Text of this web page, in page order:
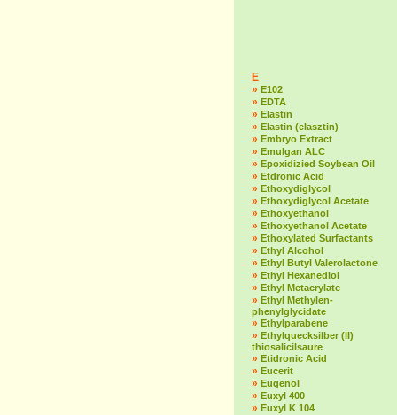
E
» E102
» EDTA
» Elastin
» Elastin (elasztin)
» Embryo Extract
» Emulgan ALC
» Epoxidizied Soybean Oil
» Etdronic Acid
» Ethoxydiglycol
» Ethoxydiglycol Acetate
» Ethoxyethanol
» Ethoxyethanol Acetate
» Ethoxylated Surfactants
» Ethyl Alcohol
» Ethyl Butyl Valerolactone
» Ethyl Hexanediol
» Ethyl Metacrylate
» Ethyl Methylen-
phenylglycidate
» Ethylparabene
» Ethylquecksilber (II)
thiosalicilsaure
» Etidronic Acid
» Eucerit
» Eugenol
» Euxyl 400
» Euxyl K 104